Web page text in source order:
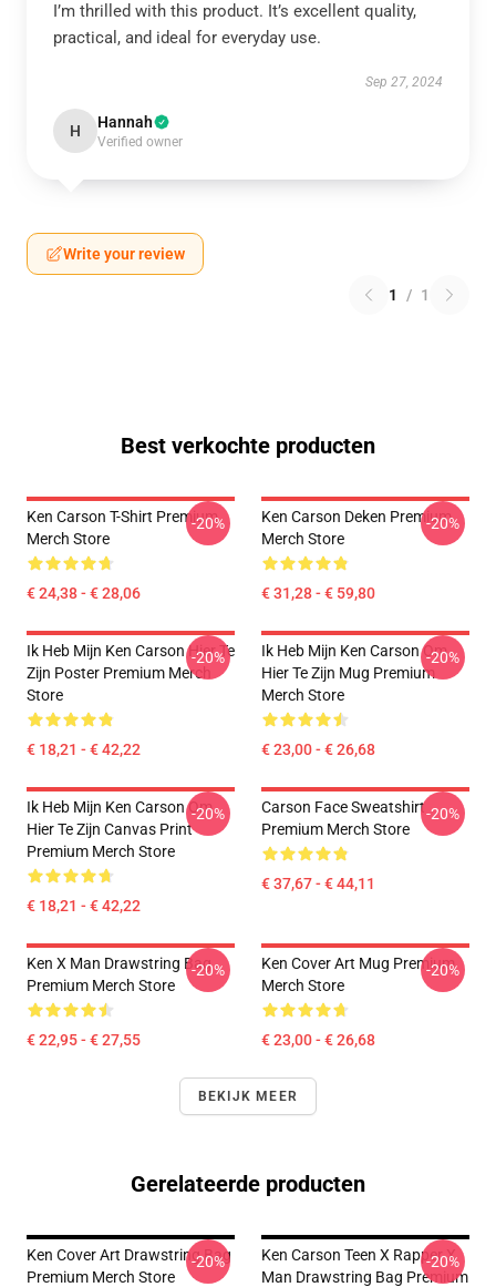
I’m thrilled with this product. It’s excellent quality,
practical, and ideal for everyday use.
Sep 27, 2024
H Hannah
Verified owner
Write your review
1 / 1
Best verkochte producten
Ken Carson T-Shirt Premium
Merch Store
€ 24,38 - € 28,06
-20%
Ken Carson Deken Premium
Merch Store
€ 31,28 - € 59,80
-20%
Ik Heb Mijn Ken Carson Hier Te
Zijn Poster Premium Merch
Store
€ 18,21 - € 42,22
-20%
Ik Heb Mijn Ken Carson Om
Hier Te Zijn Mug Premium
Merch Store
€ 23,00 - € 26,68
-20%
Ik Heb Mijn Ken Carson Om
Hier Te Zijn Canvas Print
Premium Merch Store
€ 18,21 - € 42,22
-20%
Carson Face Sweatshirt
Premium Merch Store
€ 37,67 - € 44,11
-20%
Ken X Man Drawstring Bag
Premium Merch Store
€ 22,95 - € 27,55
-20%
Ken Cover Art Mug Premium
Merch Store
€ 23,00 - € 26,68
-20%
BEKIJK MEER
Gerelateerde producten
Ken Cover Art Drawstring Bag
Premium Merch Store
-20%
Ken Carson Teen X Rapper X
Man Drawstring Bag Premium
-20%